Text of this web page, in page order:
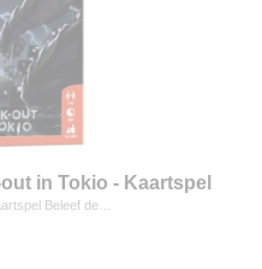
in Tokio - Kaartspel
Beleef de…